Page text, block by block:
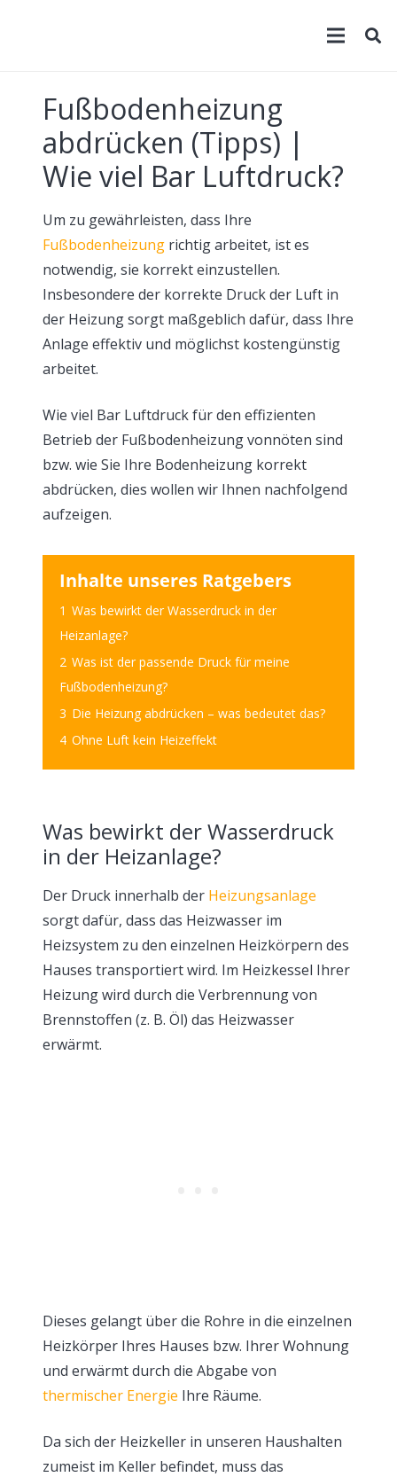
Fußbodenheizung
abdrücken (Tipps) |
Wie viel Bar Luftdruck?
Um zu gewährleisten, dass Ihre
Fußbodenheizung richtig arbeitet, ist es
notwendig, sie korrekt einzustellen.
Insbesondere der korrekte Druck der Luft in
der Heizung sorgt maßgeblich dafür, dass Ihre
Anlage effektiv und möglichst kostengünstig
arbeitet.
Wie viel Bar Luftdruck für den effizienten
Betrieb der Fußbodenheizung vonnöten sind
bzw. wie Sie Ihre Bodenheizung korrekt
abdrücken, dies wollen wir Ihnen nachfolgend
aufzeigen.
Inhalte unseres Ratgebers
1 Was bewirkt der Wasserdruck in der
Heizanlage?
2 Was ist der passende Druck für meine
Fußbodenheizung?
3 Die Heizung abdrücken – was bedeutet das?
4 Ohne Luft kein Heizeffekt
Was bewirkt der Wasserdruck
in der Heizanlage?
Der Druck innerhalb der Heizungsanlage
sorgt dafür, dass das Heizwasser im
Heizsystem zu den einzelnen Heizkörpern des
Hauses transportiert wird. Im Heizkessel Ihrer
Heizung wird durch die Verbrennung von
Brennstoffen (z. B. Öl) das Heizwasser
erwärmt.
Dieses gelangt über die Rohre in die einzelnen
Heizkörper Ihres Hauses bzw. Ihrer Wohnung
und erwärmt durch die Abgabe von
thermischer Energie Ihre Räume.
Da sich der Heizkeller in unseren Haushalten
zumeist im Keller befindet, muss das